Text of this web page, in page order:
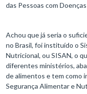
das Pessoas com
Achou que já seria o
no Brasil, foi instituído o
Nutricional, ou SISAN, o
diferentes ministérios,
de alimentos e tem como
Segurança Alimentar e